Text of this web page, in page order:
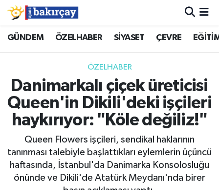
GÜNDEM ÖZELHABER SİYASET ÇEVRE
ÖZELHABER
Danimarkalı çiçek üreticisi
Queen'in Dikili'deki işçileri
haykırıyor: "Köle değiliz!"
Queen Flowers işçileri, sendikal haklarının
tanınması talebiyle başlattıkları eylemlerin üçüncü
haftasında, İstanbul'da Danimarka Konsolosluğu
önünde ve Dikili'de Atatürk Meydanı'nda birer
İzmir Nöbetçi Eczaneler
İzmir Hava Durumu
İzmir Namaz Vakitleri
İzmir Trafik Yoğunluk Haritası
Süper Lig Puan Durumu ve Fikstür
Tüm Manşetler
Son Dakika Haberleri